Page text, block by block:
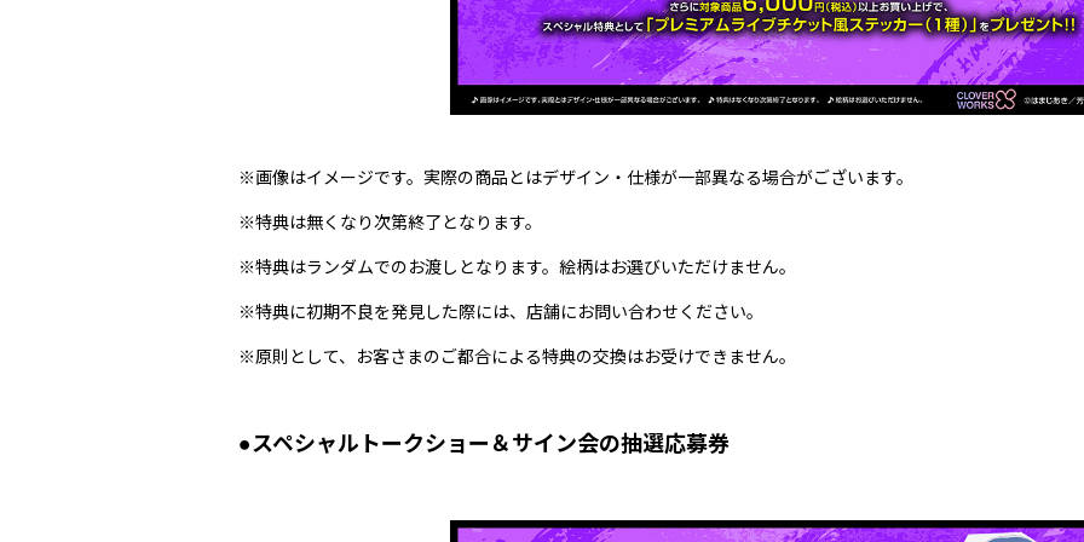
※画像はイメージです。実際の商品とはデザイン・仕様が一部異なる場合がございます。
※特典は無くなり次第終了となります。
※特典はランダムでのお渡しとなります。絵柄はお選びいただけません。
※特典に初期不良を発見した際には、店舗にお問い合わせください。
※原則として、お客さまのご都合による特典の交換はお受けできません。
●スペシャルトークショー＆サイン会の抽選応募券